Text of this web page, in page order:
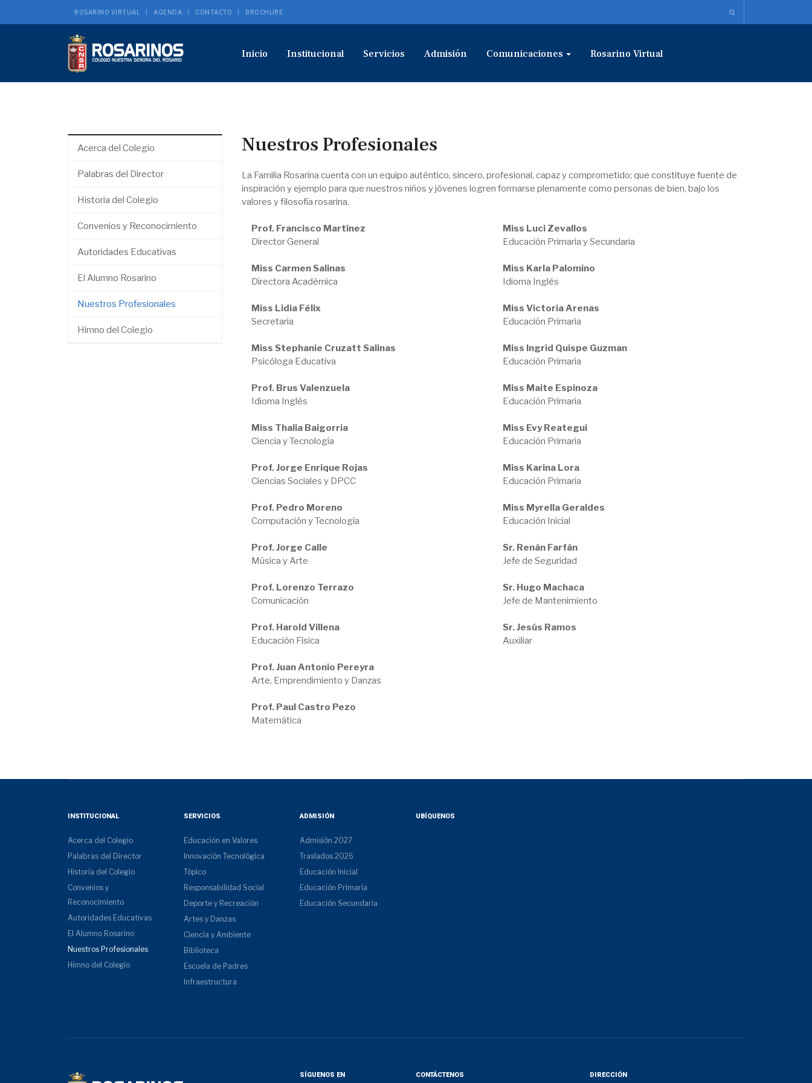
ROSARINO VIRTUAL AGENDA CONTACTO BROCHURE
Inicio Institucional Servicios Admisión Comunicaciones Rosarino Virtual
Nuestros Profesionales
La Familia Rosarina cuenta con un equipo auténtico, sincero, profesional, capaz y comprometido; que constituye fuente de
inspiración y ejemplo para que nuestros niños y jóvenes logren formarse plenamente como personas de bien, bajo los
valores y filosofía rosarina.
Prof. Francisco Martínez
Director General
Miss Carmen Salinas
Directora Académica
Miss Lidia Félix
Secretaria
Miss Stephanie Cruzatt Salinas
Psicóloga Educativa
Prof. Brus Valenzuela
Idioma Inglés
Miss Thalia Baigorria
Ciencia y Tecnología
Prof. Jorge Enrique Rojas
Ciencias Sociales y DPCC
Prof. Pedro Moreno
Computación y Tecnología
Prof. Jorge Calle
Música y Arte
Prof. Lorenzo Terrazo
Comunicación
Prof. Harold Villena
Educación Física
Prof. Juan Antonio Pereyra
Arte, Emprendimiento y Danzas
Prof. Paul Castro Pezo
Matemática
Miss Luci Zevallos
Educación Primaria y Secundaria
Miss Karla Palomino
Idioma Inglés
Miss Victoria Arenas
Educación Primaria
Miss Ingrid Quispe Guzman
Educación Primaria
Miss Maite Espinoza
Educación Primaria
Miss Evy Reategui
Educación Primaria
Miss Karina Lora
Educación Primaria
Miss Myrella Geraldes
Educación Inicial
Sr. Renán Farfán
Jefe de Seguridad
Sr. Hugo Machaca
Jefe de Mantenimiento
Sr. Jesús Ramos
Auxiliar
Acerca del Colegio
Palabras del Director
Historia del Colegio
Convenios y Reconocimiento
Autoridades Educativas
El Alumno Rosarino
Nuestros Profesionales
Himno del Colegio
INSTITUCIONAL
Acerca del Colegio
Palabras del Director
Historia del Colegio
Convenios y
Reconocimiento
Autoridades Educativas
El Alumno Rosarino
Nuestros Profesionales
Himno del Colegio
SERVICIOS
Educación en Valores
Innovación Tecnológica
Tópico
Responsabilidad Social
Deporte y Recreación
Artes y Danzas
Ciencia y Ambiente
Biblioteca
Escuela de Padres
Infraestructura
ADMISIÓN
Admisión 2027
Traslados 2026
Educación Inicial
Educación Primaria
Educación Secundaria
UBÍQUENOS
SÍGUENOS EN CONTÁCTENOS DIRECCIÓN